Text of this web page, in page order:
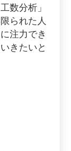
数分析」
られた人
注力でき
きたいと